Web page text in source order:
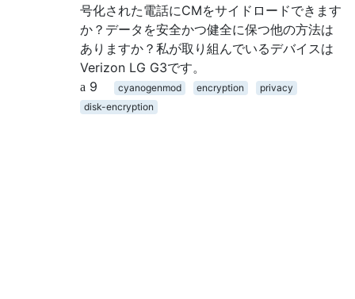
号化された電話にCMをサイドロードできます
か？データを安全かつ健全に保つ他の方法は
ありますか？私が取り組んでいるデバイスは
Verizon LG G3です。
9
cyanogenmod encryption
privacy
disk-encryption